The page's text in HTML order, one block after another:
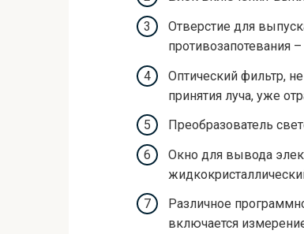
Отверстие для
противозапотевания –
Оптический фильтр,
принятия луча, уже
Преобразователь
Окно для вывода
Различное
включается